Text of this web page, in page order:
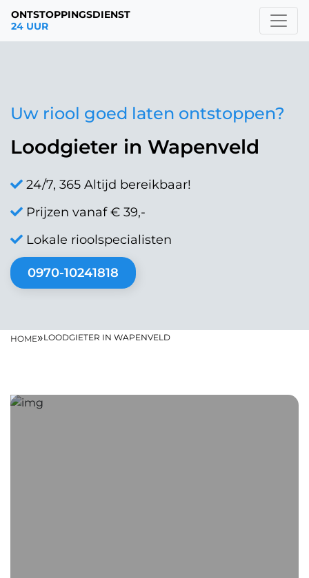
ONTSTOPPINGSDIENST
24 UUR
Uw riool goed laten ontstoppen?
Loodgieter in Wapenveld
24/7, 365 Altijd bereikbaar!
Prijzen vanaf € 39,-
Lokale rioolspecialisten
0970-10241818
HOME»LOODGIETER IN WAPENVELD